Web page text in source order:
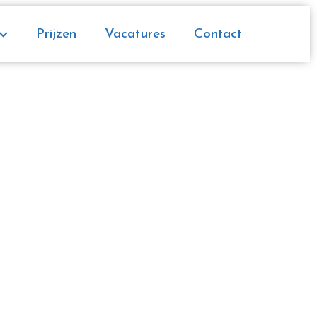
Prijzen Vacatures Contact